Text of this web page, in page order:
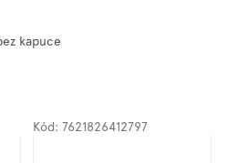
kapuce
Kód: 7621826412797